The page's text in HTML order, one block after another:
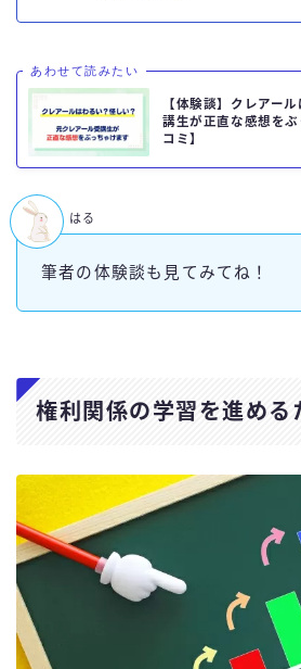
あわせて読みたい
【体験談】クレアー
講生が正直な感想を
コミ】
筆者の体験談も見てみてね！
はる
権利関係の学習を進める